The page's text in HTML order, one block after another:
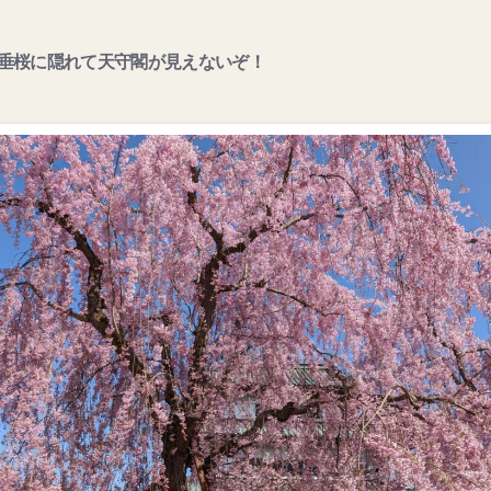
桜に隠れて天守閣が見えないぞ！